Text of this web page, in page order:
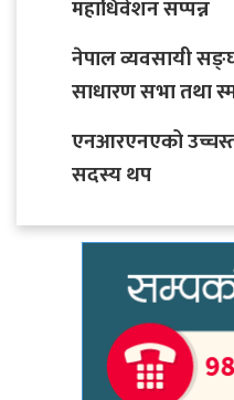
महाधिवेशन सप्पन्न
नेपाल व्यवसायी सङ्घ
साधारण सभा तथा
एनआरएनएको
सदस्य थप